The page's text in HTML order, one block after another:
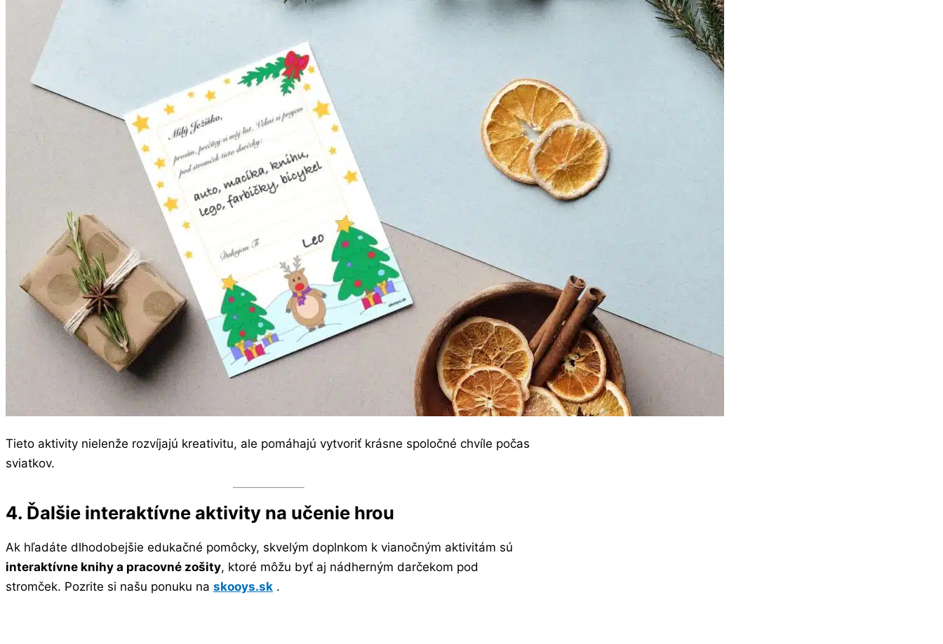
Tieto aktivity nielenže rozvíjajú kreativitu, ale pomáhajú vytvoriť krásne spoločné chvíle počas
sviatkov.
4. Ďalšie interaktívne aktivity na učenie hrou
Ak hľadáte dlhodobejšie edukačné pomôcky, skvelým doplnkom k vianočným aktivitám sú
interaktívne knihy a pracovné zošity, ktoré môžu byť aj nádherným darčekom pod
stromček. Pozrite si našu ponuku na skooys.sk .